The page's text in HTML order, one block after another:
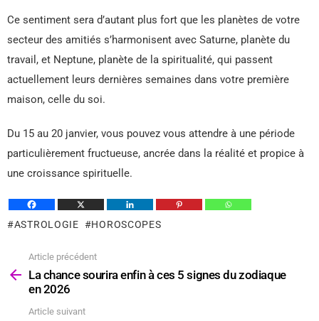
Ce sentiment sera d’autant plus fort que les planètes de votre
secteur des amitiés s’harmonisent avec Saturne, planète du
travail, et Neptune, planète de la spiritualité, qui passent
actuellement leurs dernières semaines dans votre première
maison, celle du soi.
Du 15 au 20 janvier, vous pouvez vous attendre à une période
particulièrement fructueuse, ancrée dans la réalité et propice à
une croissance spirituelle.
ASTROLOGIE HOROSCOPES
plus
Article précédent
La chance sourira enfin à ces 5 signes du zodiaque
en 2026
Article suivant